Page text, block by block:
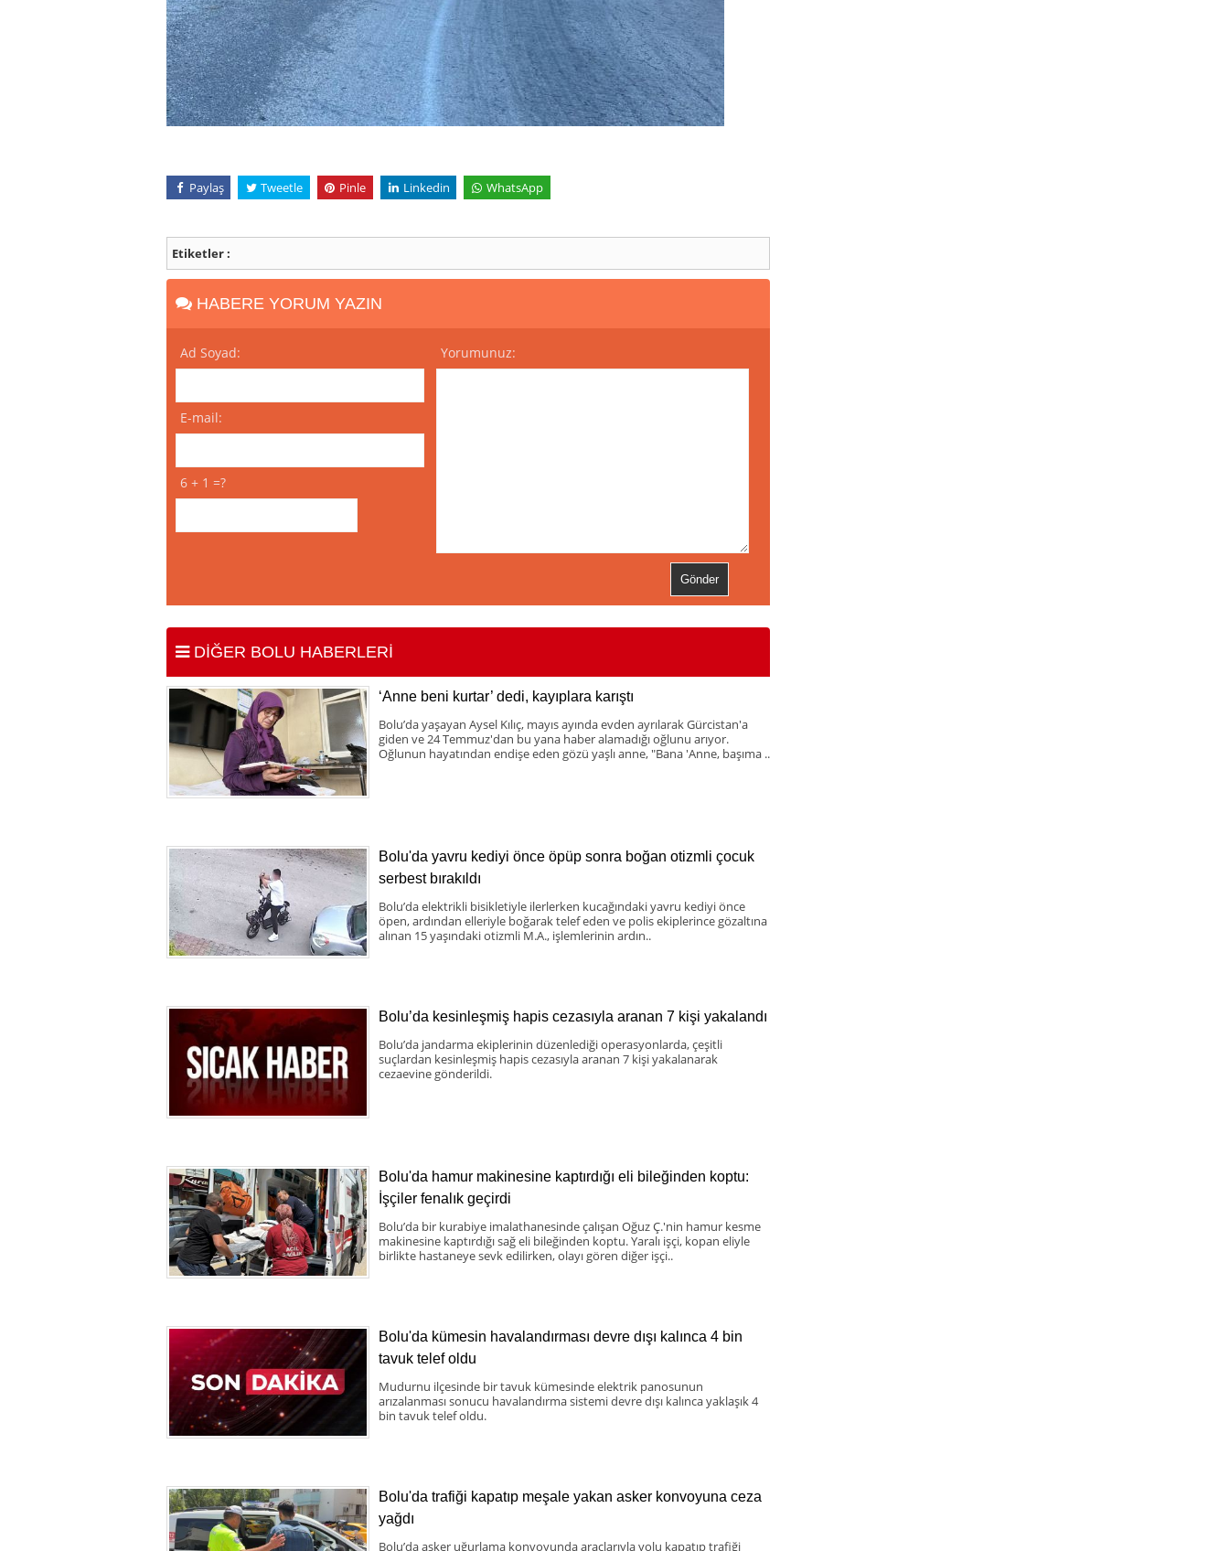
Paylaş Tweetle Pinle Linkedin WhatsApp
Etiketler :
HABERE YORUM YAZIN
Ad Soyad:
E-mail:
6 + 1 =?
Yorumunuz:
DİĞER BOLU HABERLERİ
‘Anne beni kurtar’ dedi, kayıplara karıştı
Bolu’da yaşayan Aysel Kılıç, mayıs ayında evden ayrılarak Gürcistan'a
giden ve 24 Temmuz'dan bu yana haber alamadığı oğlunu arıyor.
Oğlunun hayatından endişe eden gözü yaşlı anne, "Bana 'Anne, başıma ..
Bolu'da yavru kediyi önce öpüp sonra boğan otizmli çocuk
serbest bırakıldı
Bolu’da elektrikli bisikletiyle ilerlerken kucağındaki yavru kediyi önce
öpen, ardından elleriyle boğarak telef eden ve polis ekiplerince gözaltına
alınan 15 yaşındaki otizmli M.A., işlemlerinin ardın..
Bolu’da kesinleşmiş hapis cezasıyla aranan 7 kişi yakalandı
Bolu’da jandarma ekiplerinin düzenlediği operasyonlarda, çeşitli
suçlardan kesinleşmiş hapis cezasıyla aranan 7 kişi yakalanarak
cezaevine gönderildi.
Bolu'da hamur makinesine kaptırdığı eli bileğinden koptu:
İşçiler fenalık geçirdi
Bolu’da bir kurabiye imalathanesinde çalışan Oğuz Ç.'nin hamur kesme
makinesine kaptırdığı sağ eli bileğinden koptu. Yaralı işçi, kopan eliyle
birlikte hastaneye sevk edilirken, olayı gören diğer işçi..
Bolu'da kümesin havalandırması devre dışı kalınca 4 bin
tavuk telef oldu
Mudurnu ilçesinde bir tavuk kümesinde elektrik panosunun
arızalanması sonucu havalandırma sistemi devre dışı kalınca yaklaşık 4
bin tavuk telef oldu.
Bolu'da trafiği kapatıp meşale yakan asker konvoyuna ceza
yağdı
Bolu’da asker uğurlama konvoyunda araçlarıyla yolu kapatıp trafiği